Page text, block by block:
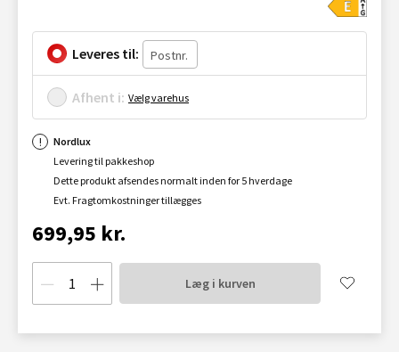
Leveres til:
Afhent i: Vælg varehus
Nordlux
Levering til pakkeshop
Dette produkt afsendes normalt inden for 5 hverdage
Evt. Fragtomkostninger tillægges
699,95 kr.
Læg i kurven